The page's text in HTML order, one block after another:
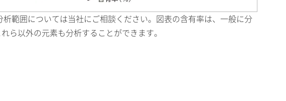
範囲については当社にご相談ください。図表の含有率は、一般に分
ら以外の元素も分析することができます。